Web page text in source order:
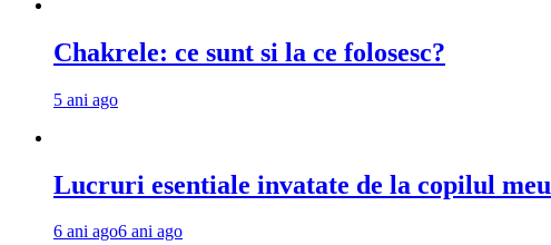
Chakrele: ce sunt si la ce folosesc?
5 ani ago
Lucruri esentiale invatate de la copilul meu
6 ani ago6 ani ago